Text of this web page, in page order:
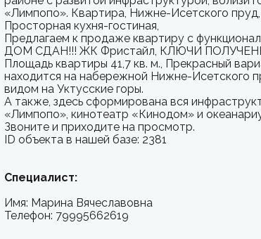
«Лимпопо». Квартира, Нижне-Исетского
Просторная кухня-гостиная,
Предлагаем к продаже квартиру с
ДОМ СДАН!!! ЖК Фристайл, КЛЮЧИ
Площадь квартиры 41,7 кв. м., Прекрасный
находится на набережной Нижне-Исетского
видом на Уктусские горы.
А также, здесь сформирована вся
«Лимпопо», кинотеатр «Кинодом» и
Звоните и приходите на просмотр.
ID объекта в нашей базе: 2381
Специалист:
Имя: Марина Вячеславовна
Телефон: 79995662619